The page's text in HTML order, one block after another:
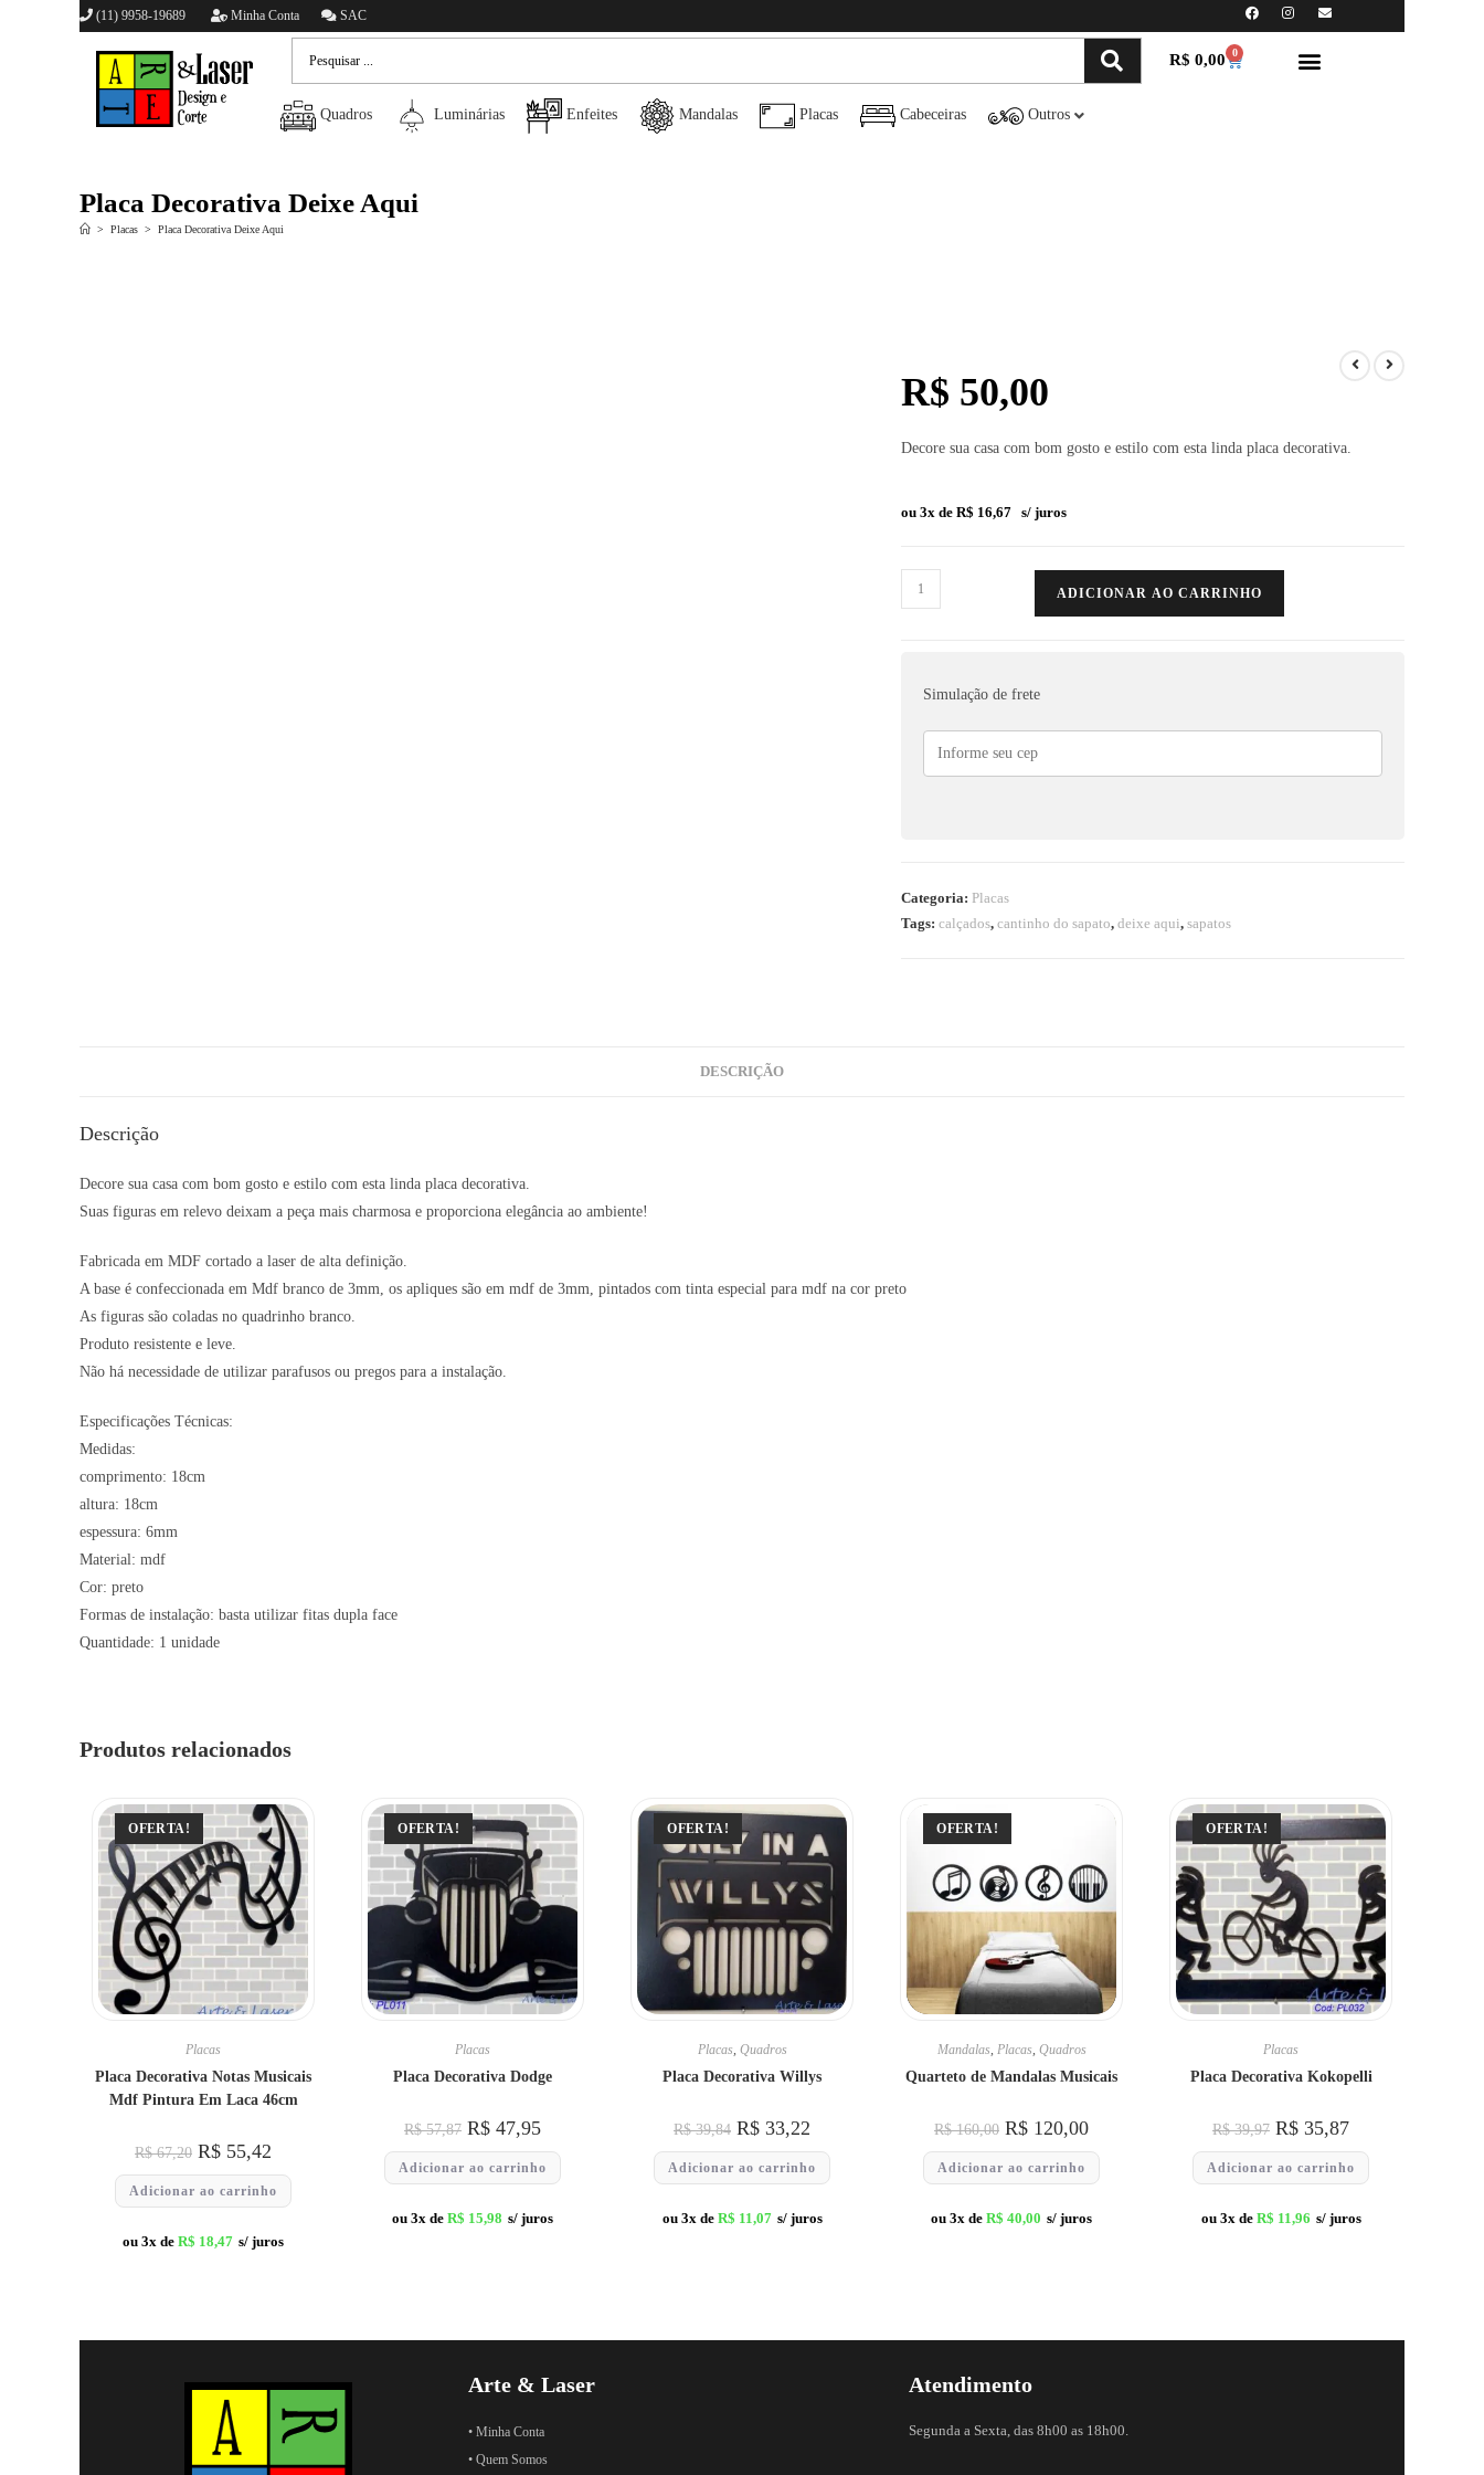
(11) 9958-19689 Minha Conta SAC
R$ 0,00 0
Quadros Luminárias Enfeites Mandalas Placas Cabeceiras Outros
Placa Decorativa Deixe Aqui
> Placas > Placa Decorativa Deixe Aqui
R$ 50,00
Decore sua casa com bom gosto e estilo com esta linda placa decorativa.
ou 3x de R$ 16,67 s/ juros
ADICIONAR AO CARRINHO
Simulação de frete
Categoria: Placas
Tags: calçados, cantinho do sapato, deixe aqui, sapatos
DESCRIÇÃO
Descrição
Decore sua casa com bom gosto e estilo com esta linda placa decorativa.
Suas figuras em relevo deixam a peça mais charmosa e proporciona elegância ao ambiente!
Fabricada em MDF cortado a laser de alta definição.
A base é confeccionada em Mdf branco de 3mm, os apliques são em mdf de 3mm, pintados com tinta especial para mdf na cor preto
As figuras são coladas no quadrinho branco.
Produto resistente e leve.
Não há necessidade de utilizar parafusos ou pregos para a instalação.
Especificações Técnicas:
Medidas:
comprimento: 18cm
altura: 18cm
espessura: 6mm
Material: mdf
Cor: preto
Formas de instalação: basta utilizar fitas dupla face
Quantidade: 1 unidade
Produtos relacionados
OFERTA!
Placas
Placa Decorativa Notas Musicais
Mdf Pintura Em Laca 46cm
R$67,20 R$ 55,42
Adicionar ao carrinho
ou 3x de R$ 18,47 s/ juros
OFERTA!
Placas
Placa Decorativa Dodge
R$57,87 R$ 47,95
Adicionar ao carrinho
ou 3x de R$ 15,98 s/ juros
OFERTA!
Placas Quadros
Placa Decorativa Willys
R$39,84 R$ 33,22
Adicionar ao carrinho
ou 3x de R$ 11,07 s/ juros
OFERTA!
Mandalas Placas Quadros
Quarteto de Mandalas Musicais
R$160,00 R$ 120,00
Adicionar ao carrinho
ou 3x de R$ 40,00 s/ juros
OFERTA!
Placas
Placa Decorativa Kokopelli
R$39,97 R$ 35,87
Adicionar ao carrinho
ou 3x de R$ 11,96 s/ juros
Arte & Laser
• Minha Conta
• Quem Somos
Atendimento
Segunda a Sexta, das 8h00 as 18h00.